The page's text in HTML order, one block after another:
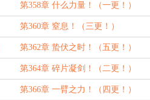
第358章 什么力量！（一更！）
第360章 窒息！（三更！）
第362章 蛰伏之时！（五更！）
第364章 碎片凝剑！（二更！）
第366章 一臂之力！（四更！）